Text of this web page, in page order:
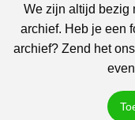
We zijn altijd bezig
archief. Heb je een
archief? Zend het